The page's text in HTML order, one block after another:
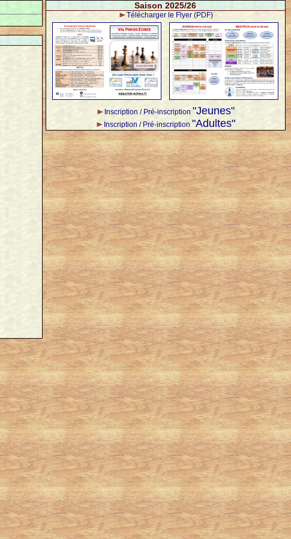
Saison 2025/26
Télécharger le Flyer (PDF)
Inscription / Pré-inscription "Jeunes"
Inscription / Pré-inscription "Adultes"